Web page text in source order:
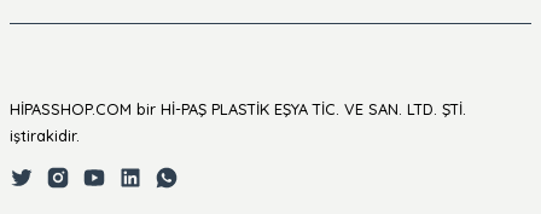
HİPASSHOP.COM bir Hİ-PAŞ PLASTİK EŞYA TİC. VE SAN. LTD. ŞTİ.
iştirakidir.